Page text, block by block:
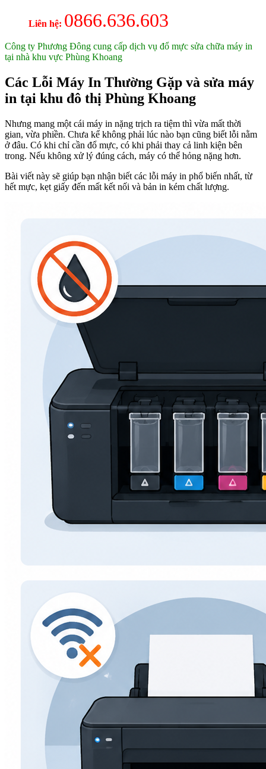
Liên hệ: 0866.636.603
Công ty Phương Đông cung cấp dịch vụ đổ mực sửa chữa máy in
tại nhà khu vực Phùng Khoang
Các Lỗi Máy In Thường Gặp và sửa máy
in tại khu đô thị Phùng Khoang
Nhưng mang một cái máy in nặng trịch ra tiệm thì vừa mất thời
gian, vừa phiền. Chưa kể không phải lúc nào bạn cũng biết lỗi nằm
ở đâu. Có khi chỉ cần đổ mực, có khi phải thay cả linh kiện bên
trong. Nếu không xử lý đúng cách, máy có thể hỏng nặng hơn.
Bài viết này sẽ giúp bạn nhận biết các lỗi máy in phổ biến nhất, từ
hết mực, kẹt giấy đến mất kết nối và bản in kém chất lượng.